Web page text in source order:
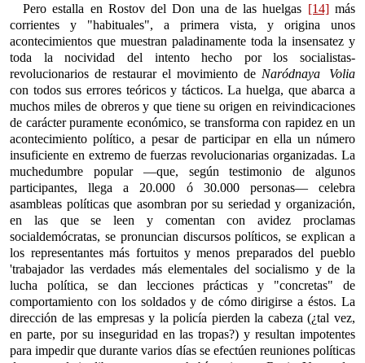
Pero estalla en Rostov del Don una de las huelgas [14]más
corrientes y "habituales", a primera vista, y origina unos
acontecimientos que muestran paladinamente toda la insensatez y
toda la nocividad del intento hecho por los socialistas-
revolucionarios de restaurar el movimiento de Naródnaya Volia
con todos sus errores teóricos y tácticos. La huelga, que abarca a
muchos miles de obreros y que tiene su origen en reivindicaciones
de carácter puramente económico, se transforma con rapidez en un
acontecimiento político, a pesar de participar en ella un número
insuficiente en extremo de fuerzas revolucionarias organizadas. La
muchedumbre popular —que, según testimonio de algunos
participantes, llega a 20.000 ó 30.000 personas— celebra
asambleas políticas que asombran por su seriedad y organización,
en las que se leen y comentan con avidez proclamas
socialdemócratas, se pronuncian discursos políticos, se explican a
los representantes más fortuitos y menos preparados del pueblo
'trabajador las verdades más elementales del socialismo y de la
lucha política, se dan lecciones prácticas y "concretas" de
comportamiento con los soldados y de cómo dirigirse a éstos. La
dirección de las empresas y la policía pierden la cabeza (¿tal vez,
en parte, por su inseguridad en las tropas?) y resultan impotentes
para impedir que durante varios días se efectúen reuniones políticas